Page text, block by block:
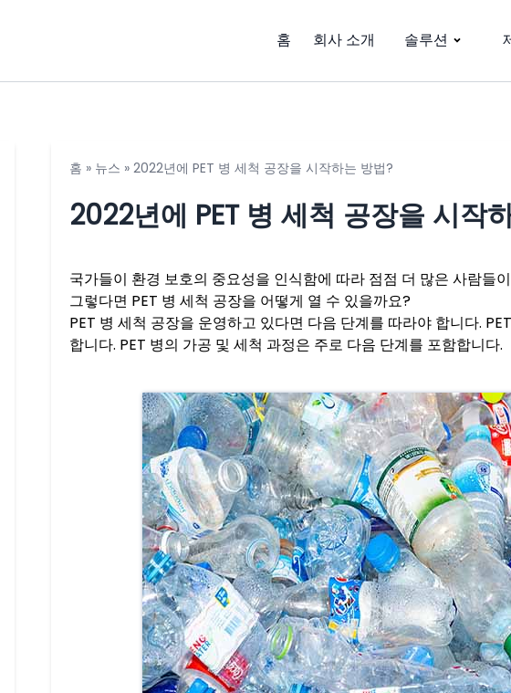
홈 회사 소개 솔루션
홈 » 뉴스 » 2022년에 PET 병 세척 공장을 시작하는 방법?
2022년에 PET 병 세척 공장을 시작
국가들이 환경 보호의 중요성을 인식함에 따라 점점 더 많은 사람들
그렇다면 PET 병 세척 공장을 어떻게 열 수 있을까요?
PET 병 세척 공장을 운영하고 있다면 다음 단계를 따라야 합니다.
합니다. PET 병의 가공 및 세척 과정은 주로 다음 단계를 포함합니다.